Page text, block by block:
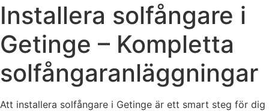
Installera solfångare i
Getinge – Kompletta
solfångaranläggningar
Att installera solfångare i Getinge är ett smart steg för dig